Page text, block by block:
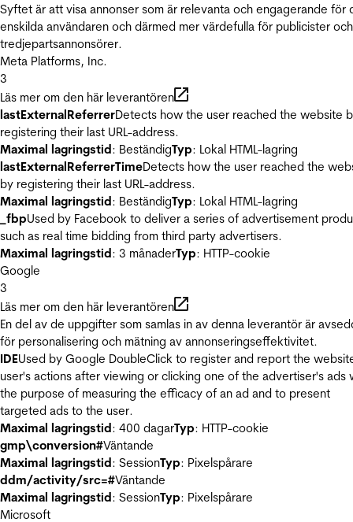
Syftet är att visa annonser som är relevanta och engagerande för
enskilda användaren och därmed mer värdefulla för publicister och
tredjepartsannonsörer.
Meta Platforms, Inc.
3
Läs mer om den här leverantören
lastExternalReferrerDetects how the user reached the website
registering their last URL-address.
Maximal lagringstid: BeständigTyp: Lokal HTML-lagring
lastExternalReferrerTimeDetects how the user reached the
by registering their last URL-address.
Maximal lagringstid: BeständigTyp: Lokal HTML-lagring
_fbpUsed by Facebook to deliver a series of advertisement
such as real time bidding from third party advertisers.
Maximal lagringstid: 3 månaderTyp: HTTP-cookie
Google
3
Läs mer om den här leverantören
En del av de uppgifter som samlas in av denna leverantör är
för personalisering och mätning av annonseringseffektivitet.
IDEUsed by Google DoubleClick to register and report the
user's actions after viewing or clicking one of the advertiser's ads
the purpose of measuring the efficacy of an ad and to present
targeted ads to the user.
Maximal lagringstid: 400 dagarTyp: HTTP-cookie
gmp\conversion#Väntande
Maximal lagringstid: SessionTyp: Pixelspårare
ddm/activity/src=#Väntande
Maximal lagringstid: SessionTyp: Pixelspårare
Microsoft